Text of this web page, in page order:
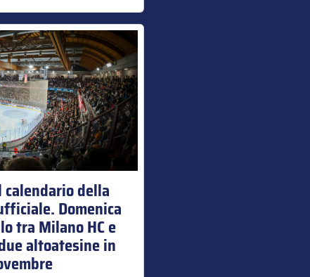
calendario della
Domenica
tra Milano HC e
altoatesine in